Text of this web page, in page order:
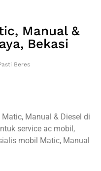
Manual &
Bekasi
Beres
Manual & Diesel di
service ac mobil,
mobil Matic, Manual